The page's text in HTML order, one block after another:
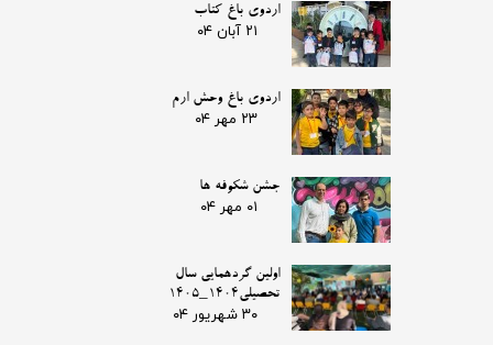
اردوی باغ کتاب
۲۱ آبان ۰۴
اردوی باغ وحش ارم
۲۳ مهر ۰۴
جشن شکوفه ها
۰۱ مهر ۰۴
اولین گردهمایی سال
تحصیلی1404_1405
۳۰ شهریور ۰۴